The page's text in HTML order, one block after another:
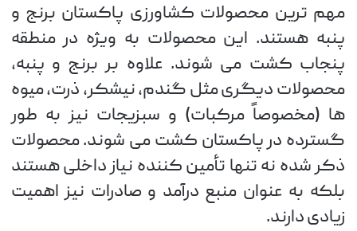
مهم ترین محصولات کشاورزی پاکستان برنج و
پنبه هستند. این محصولات به ویژه در منطقه
پنجاب کشت می شوند. علاوه بر برنج و پنبه،
محصولات دیگری مثل گندم، نیشکر، ذرت، میوه
ها (مخصوصاً مرکبات) و سبزیجات نیز به طور
گسترده در پاکستان کشت می شوند. محصولات
ذکر شده نه تنها تأمین کننده نیاز داخلی هستند
بلکه به عنوان منبع درآمد و صادرات نیز اهمیت
زیادی دارند.